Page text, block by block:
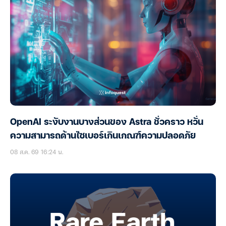
OpenAI ระงับงานบางส่วนของ Astra ชั่วคราว หวั่น
ความสามารถด้านไซเบอร์เกินเกณฑ์ความปลอดภัย
08 ส.ค. 69 16:24 น.